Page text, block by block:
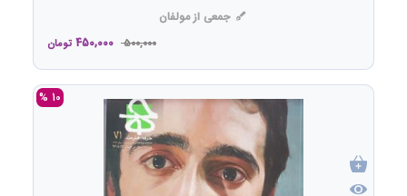
جمعی از مولفان
500,000
450,000 تومان
10 %